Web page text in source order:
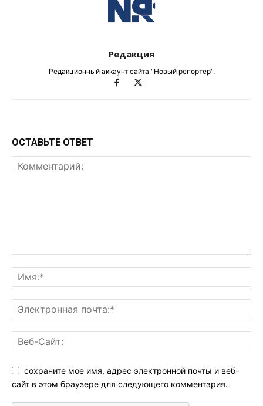
Редакция
Редакционный аккаунт сайта "Новый репортер".
ОСТАВЬТЕ ОТВЕТ
сохраните мое имя, адрес электронной почты и веб-
сайт в этом браузере для следующего комментария.